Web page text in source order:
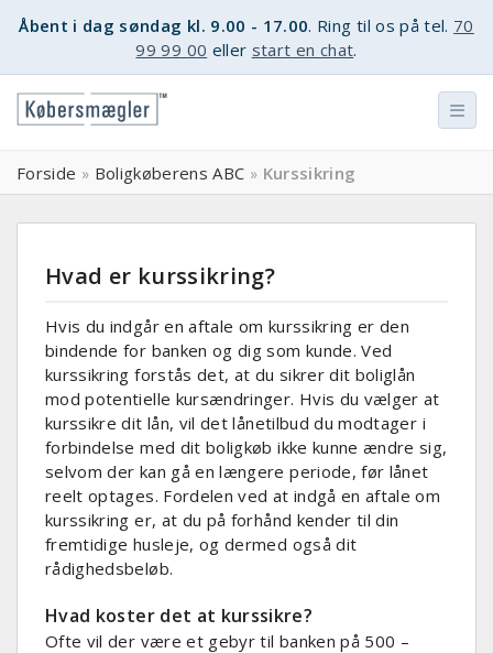
Åbent i dag søndag kl. 9.00 - 17.00. Ring til os på tel. 70
99 99 00 eller start en chat.
Forside » Boligkøberens ABC » Kurssikring
Hvad er kurssikring?
Hvis du indgår en aftale om kurssikring er den
bindende for banken og dig som kunde. Ved
kurssikring forstås det, at du sikrer dit boliglån
mod potentielle kursændringer. Hvis du vælger at
kurssikre dit lån, vil det lånetilbud du modtager i
forbindelse med dit boligkøb ikke kunne ændre sig,
selvom der kan gå en længere periode, før lånet
reelt optages. Fordelen ved at indgå en aftale om
kurssikring er, at du på forhånd kender til din
fremtidige husleje, og dermed også dit
rådighedsbeløb.
Hvad koster det at kurssikre?
Ofte vil der være et gebyr til banken på 500 –